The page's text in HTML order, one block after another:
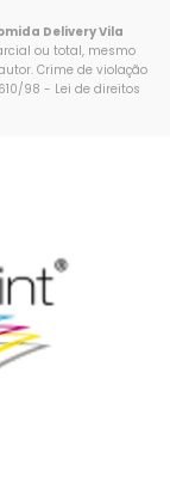
Delivery Vila
ou total, mesmo
Crime de violação
98 - Lei de direitos